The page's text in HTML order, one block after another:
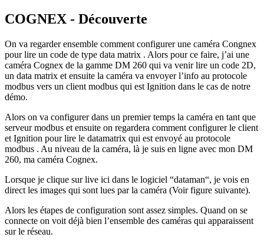
COGNEX - Découverte
On va regarder ensemble comment configurer une caméra Congnex
pour lire un code de type data matrix . Alors pour ce faire, j’ai une
caméra Cognex de la gamme DM 260 qui va venir lire un code 2D,
un data matrix et ensuite la caméra va envoyer l’info au protocole
modbus vers un client modbus qui est Ignition dans le cas de notre
démo.
Alors on va configurer dans un premier temps la caméra en tant que
serveur modbus et ensuite on regardera comment configurer le client
et Ignition pour lire le datamatrix qui est envoyé au protocole
modbus . Au niveau de la caméra, là je suis en ligne avec mon DM
260, ma caméra Cognex.
Lorsque je clique sur live ici dans le logiciel “dataman“, je vois en
direct les images qui sont lues par la caméra (Voir figure suivante).
Alors les étapes de configuration sont assez simples. Quand on se
connecte on voit déjà bien l’ensemble des caméras qui apparaissent
sur le réseau.